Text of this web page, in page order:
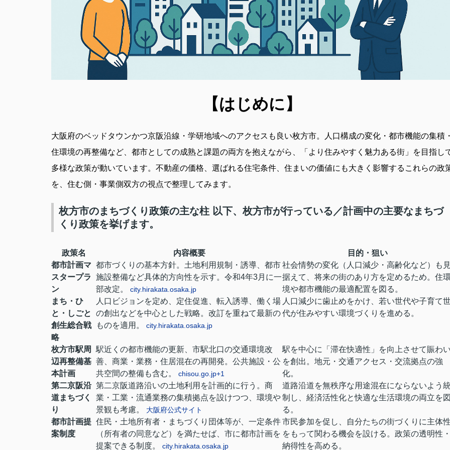
【はじめに】
大阪府のベッドタウンかつ京阪沿線・学研地域へのアクセスも良い枚方市。人口構成の変化・都市機能の集積・
住環境の再整備など、都市としての成熟と課題の両方を抱えながら、「より住みやすく魅力ある街」を目指し
多様な政策が動いています。不動産の価格、選ばれる住宅条件、住まいの価値にも大きく影響するこれらの政
を、住む側・事業側双方の視点で整理してみます。
枚方市のまちづくり政策の主な柱 以下、枚方市が行っている／計画中の主要なまちづ
くり政策を挙げます。
政策名 内容概要
目的・狙い
都市計画マ
スタープラ
ン
都市づくりの基本方針。土地利用規制・誘導、都市
施設整備など具体的方向性を示す。令和4年3月に一
部改定。 city.hirakata.osaka.jp
社会情勢の変化（人口減少・高齢化など）も見
据えて、将来の街のあり方を定めるため。住環
境や都市機能の最適配置を図る。
まち・ひ
と・しごと
創生総合戦
略
人口ビジョンを定め、定住促進、転入誘導、働く場
の創出などを中心とした戦略。改訂を重ねて最新の
ものを適用。 city.hirakata.osaka.jp
人口減少に歯止めをかけ、若い世代や子育て
代が住みやすい環境づくりを進める。
枚方市駅周
辺再整備基
本計画
駅近くの都市機能の更新、市駅北口の交通環境改
善、商業・業務・住居混在の再開発。公共施設・公
共空間の整備も含む。 chisou.go.jp+1
駅を中心に「滞在快適性」を向上させて賑わい
を創出。地元・交通アクセス・交流拠点の強
化。
第二京阪沿
道まちづく
り
第二京阪道路沿いの土地利用を計画的に行う。商
業・工業・流通業務の集積拠点を設けつつ、環境や
景観も考慮。 大阪府公式サイト
道路沿道を無秩序な用途混在にならないよう
制し、経済活性化と快適な生活環境の両立を図
る。
都市計画提
案制度
住民・土地所有者・まちづくり団体等が、一定条件
（所有者の同意など）を満たせば、市に都市計画を
提案できる制度。 city.hirakata.osaka.jp
市民参加を促し、自分たちの街づくりに主体性
をもって関わる機会を設ける。政策の透明性・
納得性を高める。